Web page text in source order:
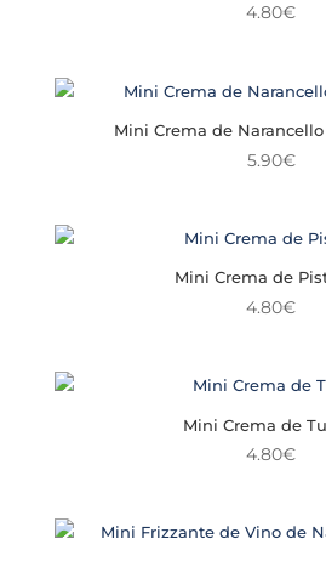
4.80€
Mini Crema de
5.90€
Mini Crema de
4.80€
Mini Crema de
4.80€